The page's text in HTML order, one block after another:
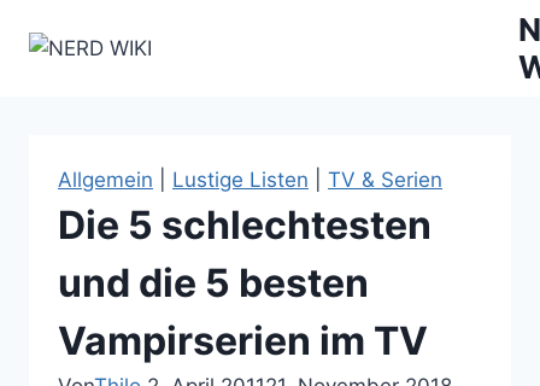
Inhalt
Allgemein Lustige Listen TV & Serien
Die 5 schlechtesten
und die 5 besten
Vampirserien im TV